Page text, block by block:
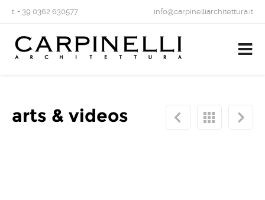
t. + 39 0362 630577 info@carpinelliarchitettura.it
arts & videos